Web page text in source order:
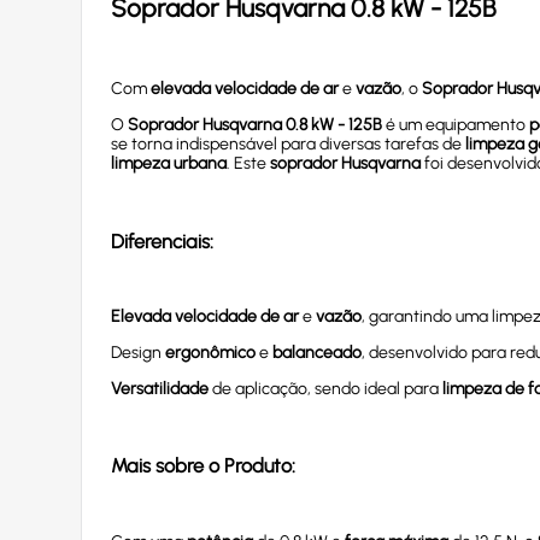
Soprador Husqvarna 0.8 kW - 125B
Comelevada velocidade de arevazão, oSoprador
OSoprador Husqvarna 0.8 kW - 125Bé um equipamento
se torna indispensável para diversas tarefas de limpeza
limpeza urbana. Estesoprador Husqvarnafoi
Diferenciais:
Elevada velocidade de arevazão, garantindo uma
Designergonômicoe balanceado, desenvolvido para
Versatilidadede aplicação, sendo ideal para limpeza de
Mais sobre o Produto: